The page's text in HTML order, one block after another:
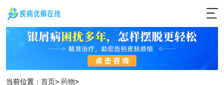
当前位置： 首页> 药物>